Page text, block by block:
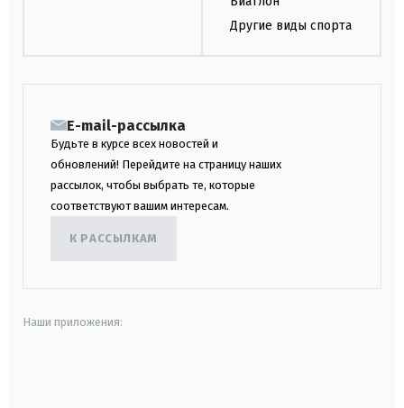
Другие виды спорта
E-mail-рассылка
Будьте в курсе всех новостей и
обновлений! Перейдите на страницу наших
рассылок, чтобы выбрать те, которые
соответствуют вашим интересам.
К РАССЫЛКАМ
Наши приложения: